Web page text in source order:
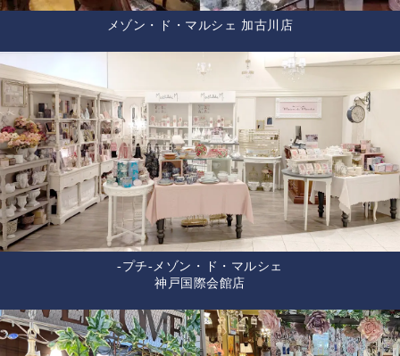
メゾン・ド・マルシェ 加古川店
-プチ-メゾン・ド・マルシェ
神戸国際会館店